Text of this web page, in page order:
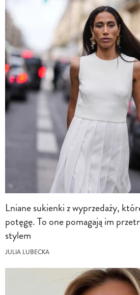
Lniane sukienki z wyprzedaży,
potęgę. To one pomagają im
stylem
JULIA LUBECKA